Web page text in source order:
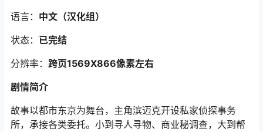
语言： 中文（汉化组）
状态： 已完结
分辨率： 跨页1569X866像素左右
剧情简介
故事以都市东京为舞台，主角滨迈克开设私家侦探事务
所，承接各类委托。小到寻人寻物、商业秘调查，大到帮